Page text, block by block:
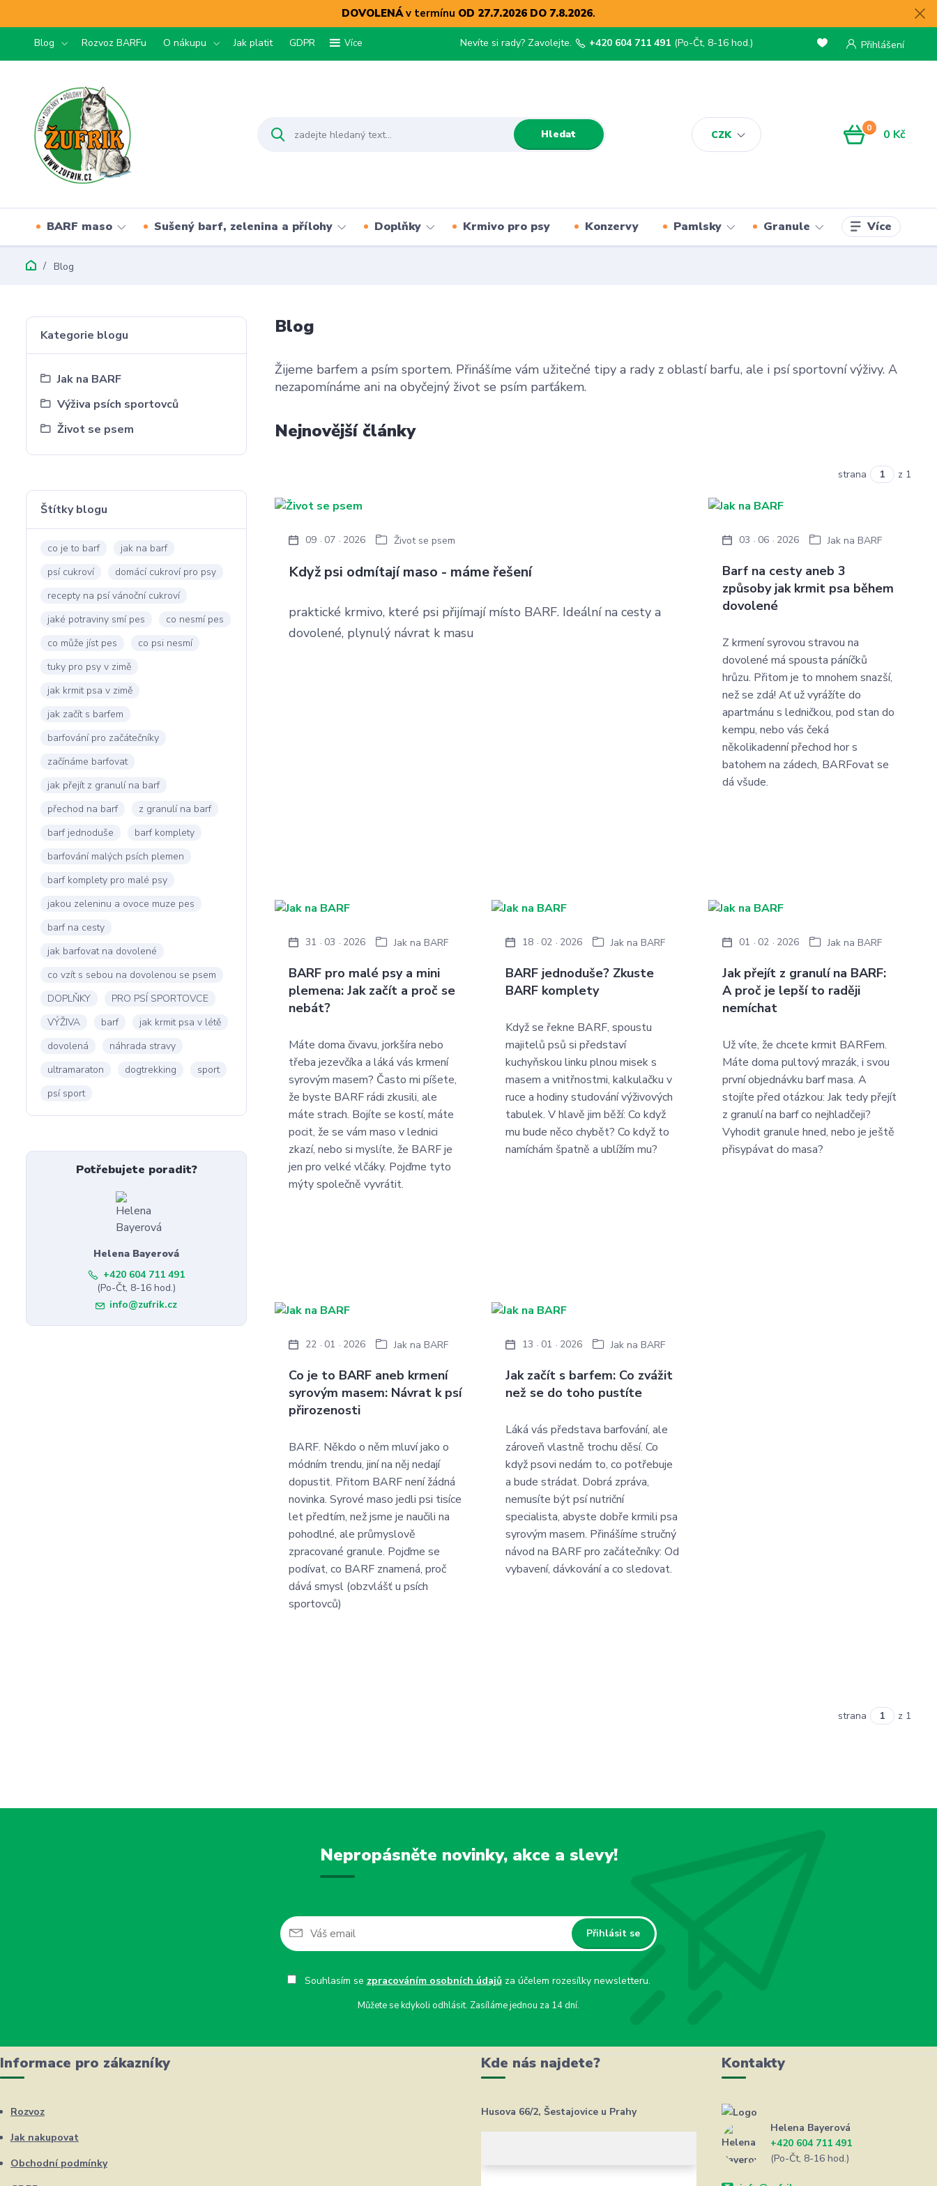
DOVOLENÁv termínu OD 27.7.2026 DO 7.8.2026.
Blog Rozvoz BARFu O nákupu Jak platit GDPR Více
CZK
Přihlášení
Hledat
Nevíte si rady? Zavolejte. +420 604 711 491 (Po-Čt, 8-16 hod.)
0 0 Kč
BARF maso Sušený barf, zelenina a přílohy Doplňky Krmivo pro psy Konzervy Pamlsky Granule Více
Blog
Kategorie blogu
Jak na BARF
Výživa psích sportovců
Život se psem
Štítky blogu
co je to barf
jak na barf
psí cukroví
domácí cukroví pro psy
recepty na psí vánoční cukroví
jaké potraviny smí pes
co nesmí pes
co může jíst pes
co psi nesmí
tuky pro psy v zimě
jak krmit psa v zimě
jak začít s barfem
barfování pro začátečníky
začínáme barfovat
jak přejít z granulí na barf
přechod na barf
z granulí na barf
barf jednoduše
barf komplety
barfování malých psích plemen
barf komplety pro malé psy
jakou zeleninu a ovoce muze pes
barf na cesty
jak barfovat na dovolené
co vzít s sebou na dovolenou se psem
DOPLŇKY
PRO PSÍ SPORTOVCE
VÝŽIVA
barf
jak krmit psa v létě
dovolená
náhrada stravy
ultramaraton
dogtrekking
sport
psí sport
Potřebujete poradit?
Helena Bayerová
+420 604 711 491
(Po-Čt, 8-16 hod.)
info@zufrik.cz
Blog
Žijeme barfem a psím sportem. Přinášíme vám užitečné tipy a rady z oblastí barfu, ale i psí sportovní výživy. A
nezapomínáme ani na obyčejný život se psím parťákem.
Nejnovější články
strana z 1
Když psi odmítají maso - máme řešení
09 07 2026 Život se psem
praktické krmivo, které psi přijímají místo BARF. Ideální na cesty a
dovolené, plynulý návrat k masu
Barf na cesty aneb 3
způsoby jak krmit psa během
dovolené
03 06 2026 Jak na BARF
Z krmení syrovou stravou na
dovolené má spousta páníčků
hrůzu. Přitom je to mnohem snazší,
než se zdá! Ať už vyrážíte do
apartmánu s ledničkou, pod stan do
kempu, nebo vás čeká
několikadenní přechod hor s
batohem na zádech, BARFovat se
dá všude.
BARF pro malé psy a mini
plemena: Jak začít a proč se
nebát?
31 03 2026 Jak na BARF
Máte doma čivavu, jorkšíra nebo
třeba jezevčíka a láká vás krmení
syrovým masem? Často mi píšete,
že byste BARF rádi zkusili, ale
máte strach. Bojíte se kostí, máte
pocit, že se vám maso v lednici
zkazí, nebo si myslíte, že BARF je
jen pro velké vlčáky. Pojďme tyto
mýty společně vyvrátit.
BARF jednoduše? Zkuste
BARF komplety
18 02 2026 Jak na BARF
Když se řekne BARF, spoustu
majitelů psů si představí
kuchyňskou linku plnou misek s
masem a vnitřnostmi, kalkulačku v
ruce a hodiny studování výživových
tabulek. V hlavě jim běží: Co když
mu bude něco chybět? Co když to
namíchám špatně a ublížím mu?
Jak přejít z granulí na BARF:
A proč je lepší to raději
nemíchat
01 02 2026 Jak na BARF
Už víte, že chcete krmit BARFem.
Máte doma pultový mrazák, i svou
první objednávku barf masa. A
stojíte před otázkou: Jak tedy přejít
z granulí na barf co nejhladčeji?
Vyhodit granule hned, nebo je ještě
přisypávat do masa?
Co je to BARF aneb krmení
syrovým masem: Návrat k psí
přirozenosti
22 01 2026 Jak na BARF
BARF. Někdo o něm mluví jako o
módním trendu, jiní na něj nedají
dopustit. Přitom BARF není žádná
novinka. Syrové maso jedli psi tisíce
let předtím, než jsme je naučili na
pohodlné, ale průmyslově
zpracované granule. Pojďme se
podívat, co BARF znamená, proč
dává smysl (obzvlášť u psích
sportovců)
Jak začít s barfem: Co zvážit
než se do toho pustíte
13 01 2026 Jak na BARF
Láká vás představa barfování, ale
zároveň vlastně trochu děsí. Co
když psovi nedám to, co potřebuje
a bude strádat. Dobrá zpráva,
nemusíte být psí nutriční
specialista, abyste dobře krmili psa
syrovým masem. Přinášíme stručný
návod na BARF pro začátečníky: Od
vybavení, dávkování a co sledovat.
strana z 1
Nepropásněte novinky, akce a slevy!
Přihlásit se
Souhlasím se zpracováním osobních údajůza účelem rozesílky newsletteru.
Můžete se kdykoli odhlásit. Zasíláme jednou za 14 dní.
Informace pro zákazníky
Rozvoz
Jak nakupovat
Obchodní podmínky
Kde nás najdete?
Husova 66/2, Šestajovice u Prahy
Kontakty
Helena Bayerová
+420 604 711 491
(Po-Čt, 8-16 hod.)